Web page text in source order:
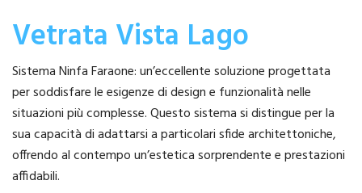
Vetrata Vista Lago
Sistema Ninfa Faraone: un’eccellente soluzione progettata
per soddisfare le esigenze di design e funzionalità nelle
situazioni più complesse. Questo sistema si distingue per la
sua capacità di adattarsi a particolari sfide architettoniche,
offrendo al contempo un’estetica sorprendente e prestazioni
affidabili.